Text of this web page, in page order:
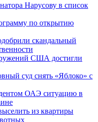
Нарусову в список
по открытию
скандальный
США достигли
суд снять «Яблоко» с
ОАЭ ситуацию в
из квартиры